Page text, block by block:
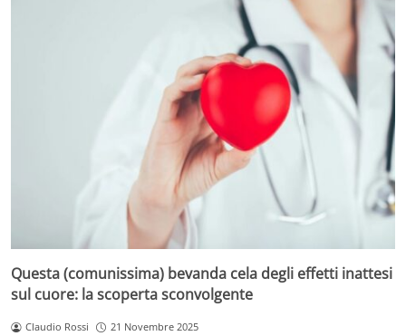
Questa (comunissima) bevanda cela degli effetti inattesi
sul cuore: la scoperta sconvolgente
Claudio Rossi 21 Novembre 2025